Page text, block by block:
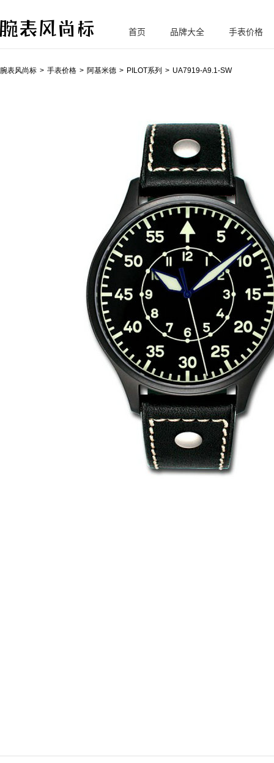
腕
首页 品牌大全 手表价格
腕表风尚标 手表价格 阿基米德 PILOT系列 UA7919-A9.1-SW